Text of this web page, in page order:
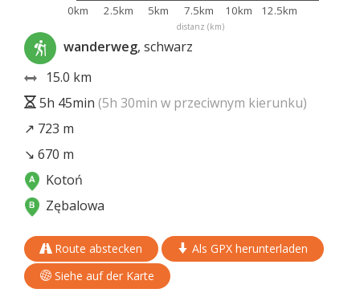
distanz (km)
0km 2.5km 5km 7.5km 10km 12.5km
wanderweg, schwarz
15.0 km
5h 45min (5h 30min w przeciwnym kierunku)
↗ 723 m
↘ 670 m
Kotoń
Zębalowa
Route abstecken
Als GPX herunterladen
Siehe auf der Karte